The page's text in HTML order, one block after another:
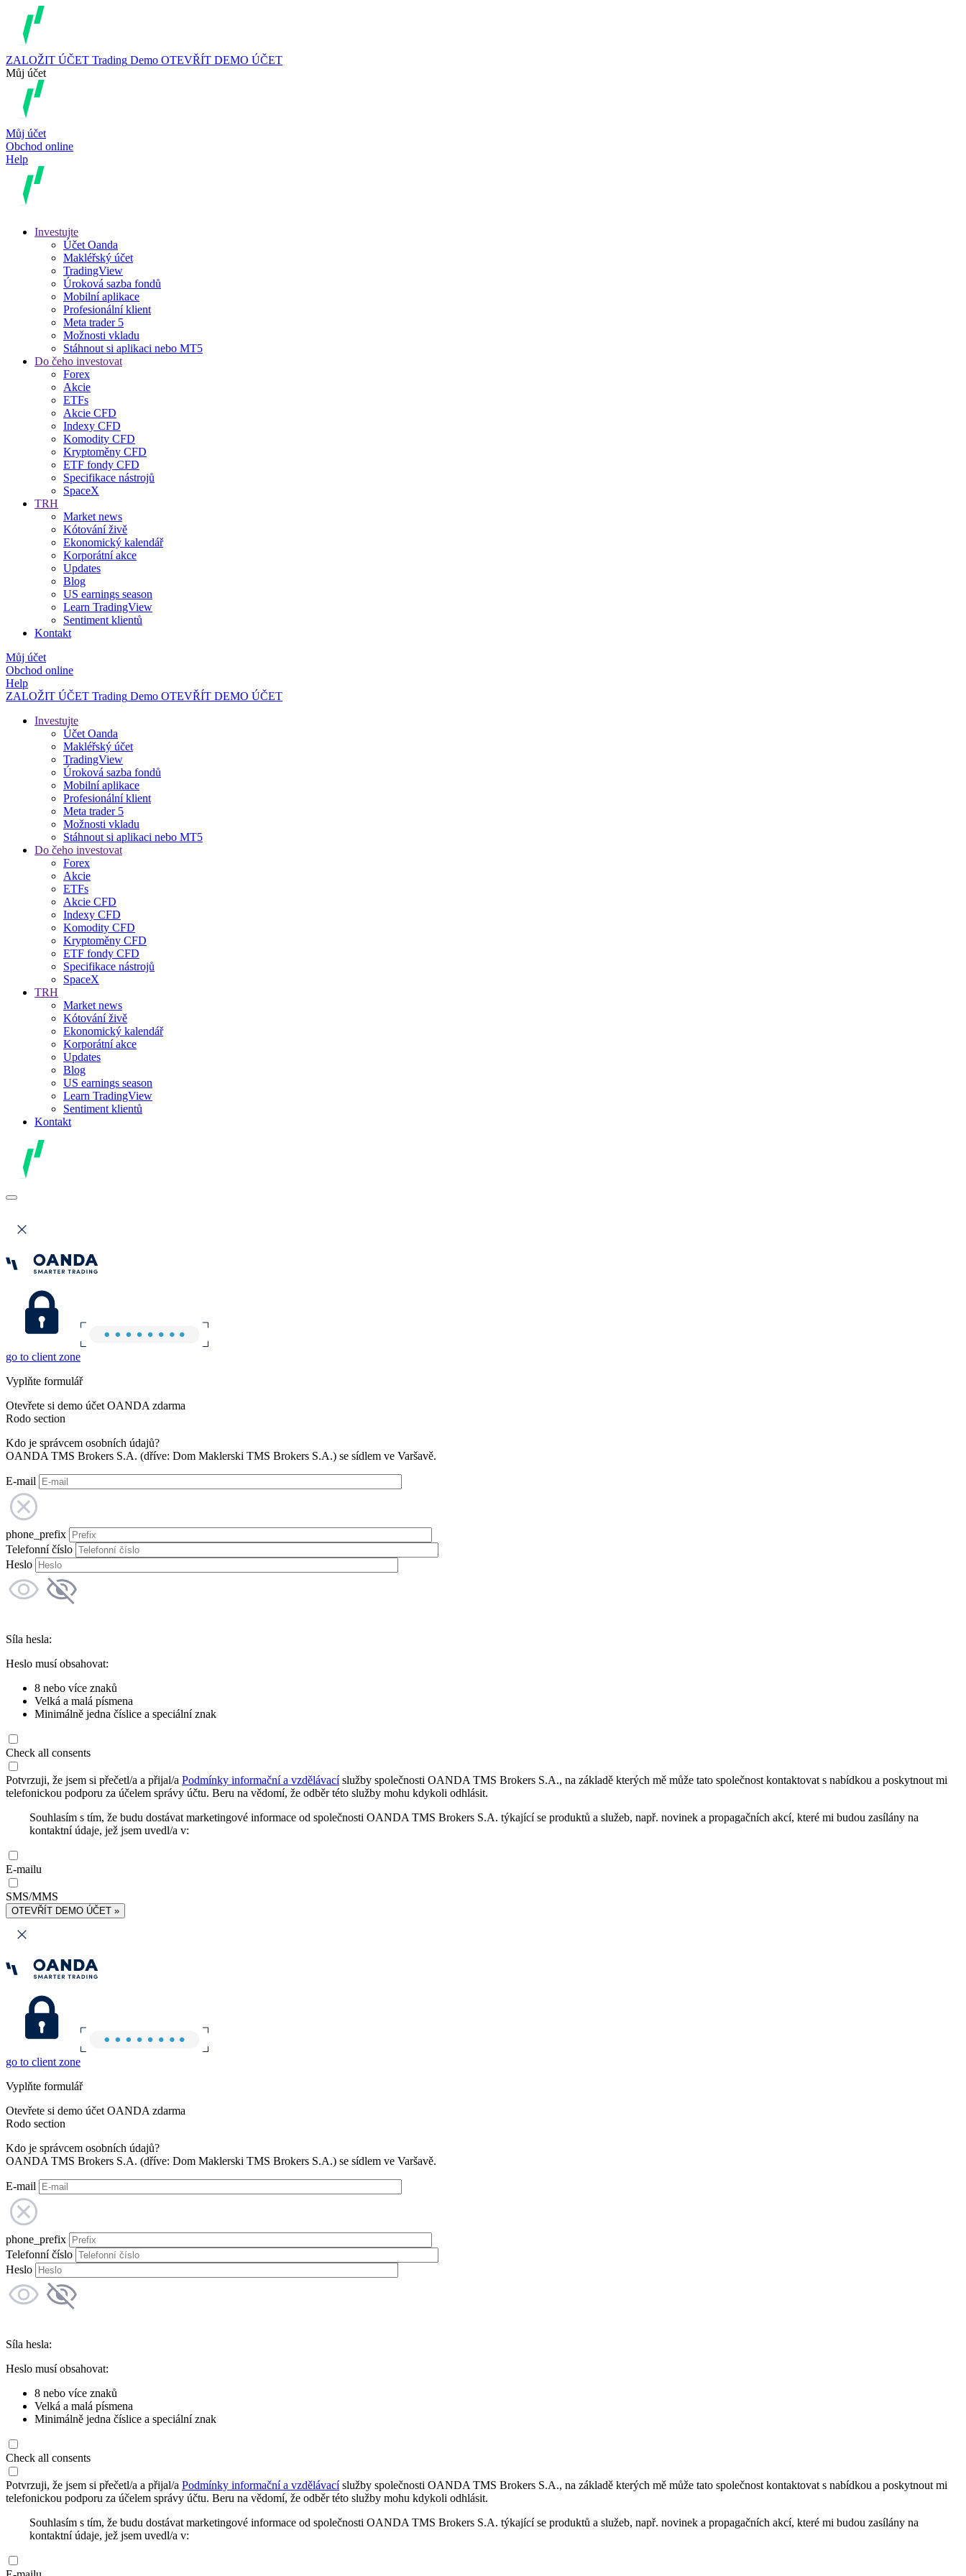
ZALOŽIT ÚČET Trading Demo OTEVŘÍT DEMO ÚČET
Můj účet
Můj účet
Obchod online
Help
Investujte
Účet Oanda
Makléřský účet
TradingView
Úroková sazba fondů
Mobilní aplikace
Profesionální klient
Meta trader 5
Možnosti vkladu
Stáhnout si aplikaci nebo MT5
Do čeho investovat
Forex
Akcie
ETFs
Akcie CFD
Indexy CFD
Komodity CFD
Kryptoměny CFD
ETF fondy CFD
Specifikace nástrojů
SpaceX
TRH
Market news
Kótování živě
Ekonomický kalendář
Korporátní akce
Updates
Blog
US earnings season
Learn TradingView
Sentiment klientů
Kontakt
Můj účet
Obchod online
Help
ZALOŽIT ÚČET Trading Demo OTEVŘÍT DEMO ÚČET
Investujte
Účet Oanda
Makléřský účet
TradingView
Úroková sazba fondů
Mobilní aplikace
Profesionální klient
Meta trader 5
Možnosti vkladu
Stáhnout si aplikaci nebo MT5
Do čeho investovat
Forex
Akcie
ETFs
Akcie CFD
Indexy CFD
Komodity CFD
Kryptoměny CFD
ETF fondy CFD
Specifikace nástrojů
SpaceX
TRH
Market news
Kótování živě
Ekonomický kalendář
Korporátní akce
Updates
Blog
US earnings season
Learn TradingView
Sentiment klientů
Kontakt
go to client zone
Vyplňte formulář
Otevřete si demo účet OANDA zdarma
Rodo section
Kdo je správcem osobních údajů?
OANDA TMS Brokers S.A. (dříve: Dom Maklerski TMS Brokers S.A.) se sídlem ve Varšavě.
E-mail
phone_prefix
Telefonní číslo
Heslo
Síla hesla:
Heslo musí obsahovat:
8 nebo více znaků
Velká a malá písmena
Minimálně jedna číslice a speciální znak
Check all consents
Potvrzuji, že jsem si přečetl/a a přijal/a Podmínky informační a vzdělávacíslužby společnosti OANDA TMS Brokers S.A., na základě kterých mě může tato společnost kontaktovat s nabídkou a poskytnout mi
telefonickou podporu za účelem správy účtu. Beru na vědomí, že odběr této služby mohu kdykoli odhlásit.
Souhlasím s tím, že budu dostávat marketingové informace od společnosti OANDA TMS Brokers S.A. týkající se produktů a služeb, např. novinek a propagačních akcí, které mi budou zasílány na
kontaktní údaje, jež jsem uvedl/a v:
E-mailu
SMS/MMS
OTEVŘÍT DEMO ÚČET »
go to client zone
Vyplňte formulář
Otevřete si demo účet OANDA zdarma
Rodo section
Kdo je správcem osobních údajů?
OANDA TMS Brokers S.A. (dříve: Dom Maklerski TMS Brokers S.A.) se sídlem ve Varšavě.
E-mail
phone_prefix
Telefonní číslo
Heslo
Síla hesla:
Heslo musí obsahovat:
8 nebo více znaků
Velká a malá písmena
Minimálně jedna číslice a speciální znak
Check all consents
Potvrzuji, že jsem si přečetl/a a přijal/a Podmínky informační a vzdělávacíslužby společnosti OANDA TMS Brokers S.A., na základě kterých mě může tato společnost kontaktovat s nabídkou a poskytnout mi
telefonickou podporu za účelem správy účtu. Beru na vědomí, že odběr této služby mohu kdykoli odhlásit.
Souhlasím s tím, že budu dostávat marketingové informace od společnosti OANDA TMS Brokers S.A. týkající se produktů a služeb, např. novinek a propagačních akcí, které mi budou zasílány na
kontaktní údaje, jež jsem uvedl/a v: